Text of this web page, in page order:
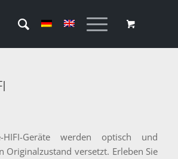
HIFI-Geräte werden optisch und
Originalzustand versetzt. Erleben Sie